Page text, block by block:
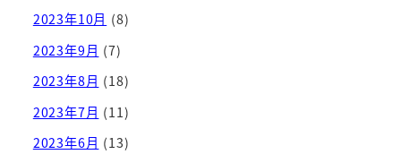
2023年10月 (8)
2023年9月 (7)
2023年8月 (18)
2023年7月 (11)
2023年6月 (13)